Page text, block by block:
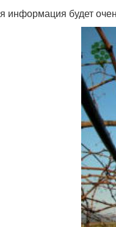
информация будет